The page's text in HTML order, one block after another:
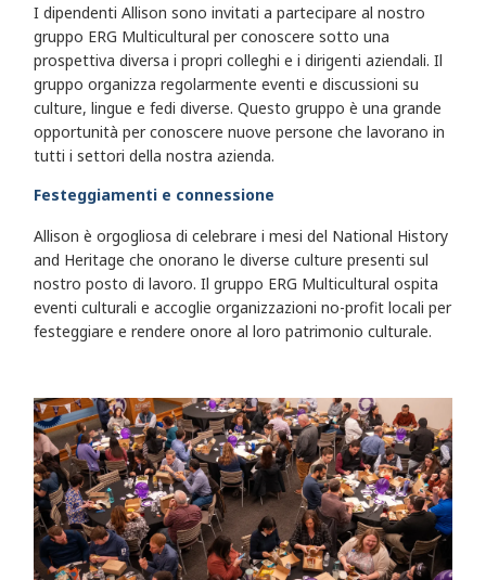
I dipendenti Allison sono invitati a partecipare al nostro
gruppo ERG Multicultural per conoscere sotto una
prospettiva diversa i propri colleghi e i dirigenti aziendali. Il
gruppo organizza regolarmente eventi e discussioni su
culture, lingue e fedi diverse. Questo gruppo è una grande
opportunità per conoscere nuove persone che lavorano in
tutti i settori della nostra azienda.
Festeggiamenti e connessione
Allison è orgogliosa di celebrare i mesi del National History
and Heritage che onorano le diverse culture presenti sul
nostro posto di lavoro. Il gruppo ERG Multicultural ospita
eventi culturali e accoglie organizzazioni no-profit locali per
festeggiare e rendere onore al loro patrimonio culturale.